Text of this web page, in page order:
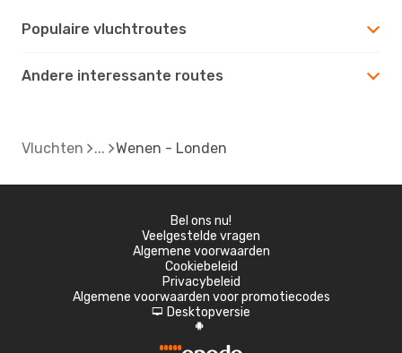
Populaire vluchtroutes
Andere interessante routes
Vluchten Wenen - Londen
Bel ons nu!
Veelgestelde vragen
Algemene voorwaarden
Cookiebeleid
Privacybeleid
Algemene voorwaarden voor promotiecodes
d Desktopversie
A